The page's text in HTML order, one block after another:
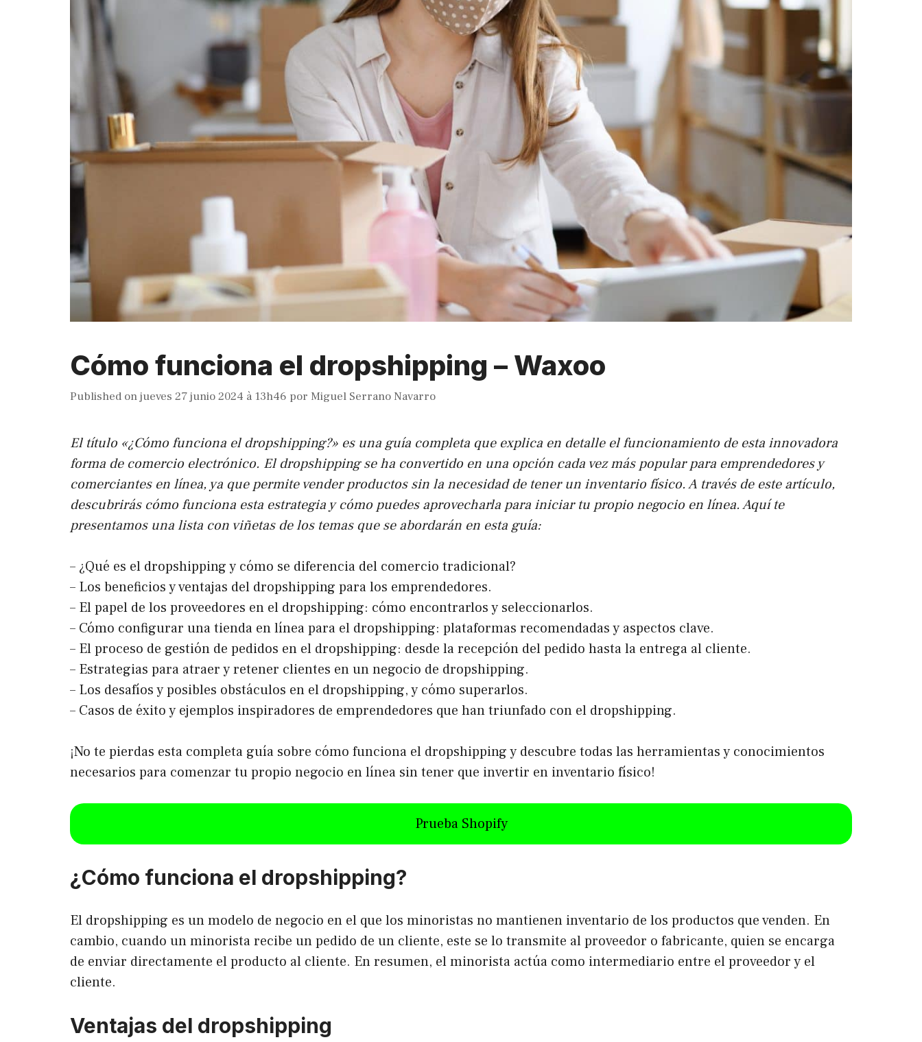
Cómo funciona el dropshipping – Waxoo
Published onjueves 27 junio 2024 à 13h46 por Miguel Serrano Navarro
El título «¿Cómo funciona el dropshipping?» es una guía completa que explica en detalle el funcionamiento de esta innovadora
forma de comercio electrónico. El dropshipping se ha convertido en una opción cada vez más popular para emprendedores y
comerciantes en línea, ya que permite vender productos sin la necesidad de tener un inventario físico. A través de este artículo,
descubrirás cómo funciona esta estrategia y cómo puedes aprovecharla para iniciar tu propio negocio en línea. Aquí te
presentamos una lista con viñetas de los temas que se abordarán en esta guía:
– ¿Qué es el dropshipping y cómo se diferencia del comercio tradicional?
– Los beneficios y ventajas del dropshipping para los emprendedores.
– El papel de los proveedores en el dropshipping: cómo encontrarlos y seleccionarlos.
– Cómo configurar una tienda en línea para el dropshipping: plataformas recomendadas y aspectos clave.
– El proceso de gestión de pedidos en el dropshipping: desde la recepción del pedido hasta la entrega al cliente.
– Estrategias para atraer y retener clientes en un negocio de dropshipping.
– Los desafíos y posibles obstáculos en el dropshipping, y cómo superarlos.
– Casos de éxito y ejemplos inspiradores de emprendedores que han triunfado con el dropshipping.
¡No te pierdas esta completa guía sobre cómo funciona el dropshipping y descubre todas las herramientas y conocimientos
necesarios para comenzar tu propio negocio en línea sin tener que invertir en inventario físico!
Prueba Shopify
¿Cómo funciona el dropshipping?
El dropshipping es un modelo de negocio en el que los minoristas no mantienen inventario de los productos que venden. En
cambio, cuando un minorista recibe un pedido de un cliente, este se lo transmite al proveedor o fabricante, quien se encarga
de enviar directamente el producto al cliente. En resumen, el minorista actúa como intermediario entre el proveedor y el
cliente.
Ventajas del dropshipping